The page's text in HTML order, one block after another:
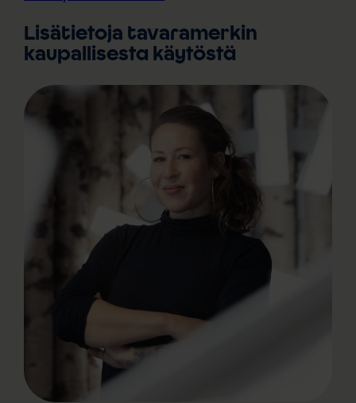
Lisätietoja tavaramerkin
kaupallisesta käytöstä